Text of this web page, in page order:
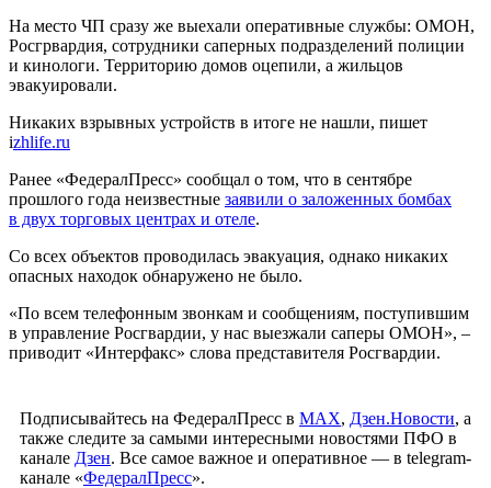
На место ЧП сразу же выехали оперативные службы: ОМОН,
Росгрвардия, сотрудники саперных подразделений полиции
и кинологи. Территорию домов оцепили, а жильцов
эвакуировали.
Никаких взрывных устройств в итоге не нашли, пишет
izhlife.ru
Ранее «ФедералПресс» сообщал о том, что в сентябре
прошлого года неизвестные заявили о заложенных бомбах
в двух торговых центрах и отеле.
Со всех объектов проводилась эвакуация, однако никаких
опасных находок обнаружено не было.
«По всем телефонным звонкам и сообщениям, поступившим
в управление Росгвардии, у нас выезжали саперы ОМОН», –
приводит «Интерфакс» слова представителя Росгвардии.
Подписывайтесь на ФедералПресс в МАХ, Дзен.Новости, а
также следите за самыми интересными новостями ПФО в
канале Дзен. Все самое важное и оперативное — в telegram-
канале «ФедералПресс».